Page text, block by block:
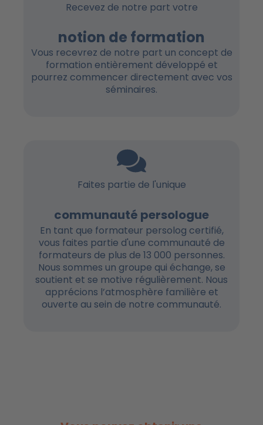
Recevez de notre part votre
notion de formation
Vous recevrez de notre part un concept de
formation entièrement développé et
pourrez commencer directement avec vos
séminaires.
Faites partie de l'unique
communauté persologue
En tant que formateur persolog certifié,
vous faites partie d'une communauté de
formateurs de plus de 13 000 personnes.
Nous sommes un groupe qui échange, se
soutient et se motive régulièrement. Nous
apprécions l’atmosphère familière et
ouverte au sein de notre communauté.